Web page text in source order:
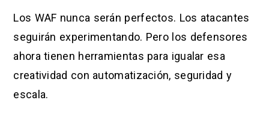
Los WAF nunca serán perfectos. Los atacantes
seguirán experimentando. Pero los defensores
ahora tienen herramientas para igualar esa
creatividad con automatización, seguridad y
escala.